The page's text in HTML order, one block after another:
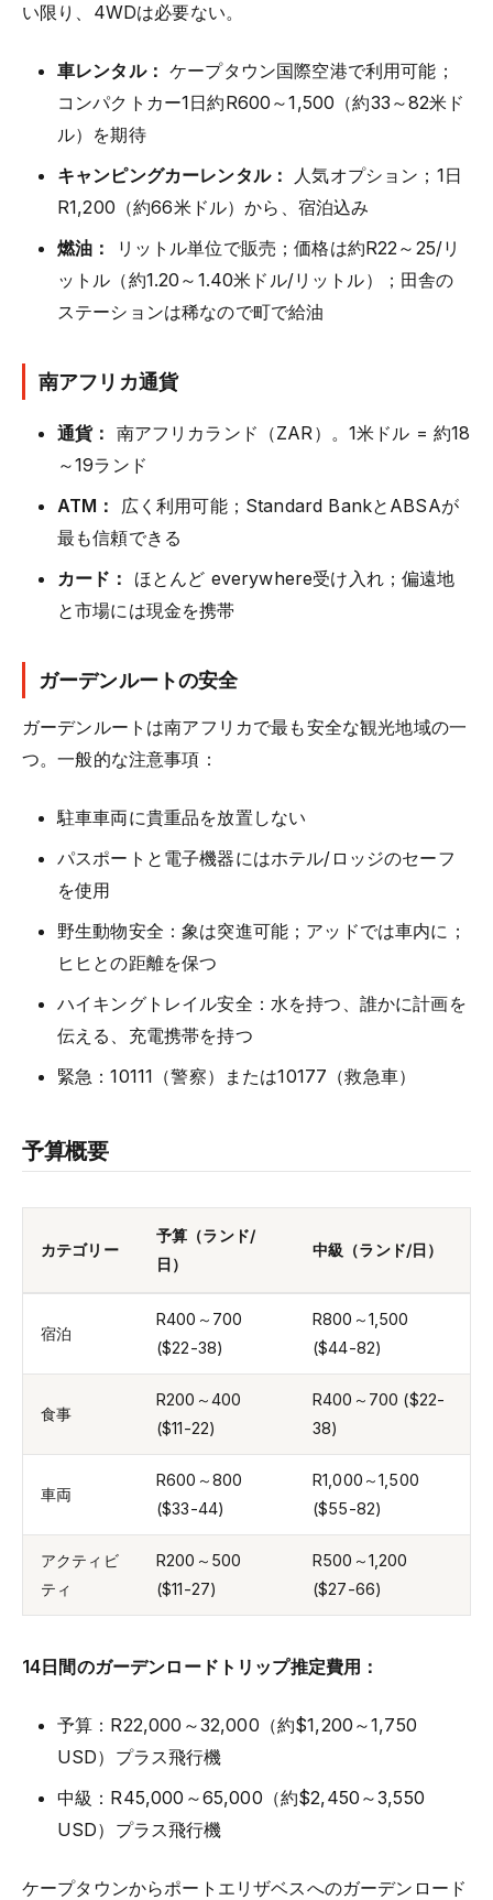
い限り、4WDは必要ない。
車レンタル： ケープタウン国際空港で利用可能；
コンパクトカー1日約R600～1,500（約33～82米ド
ル）を期待
キャンピングカーレンタル：
人気オプション；1日
R1,200（約66米ドル）から、宿泊込み
燃油：
リットル単位で販売；価格は約R22～25/リ
ットル（約1.20～1.40米ドル/リットル）；田舎の
ステーションは稀なので町で給油
南アフリカ通貨
通貨： 南アフリカランド（ZAR）。1米ドル = 約18
～19ランド
ATM：
広く利用可能；Standard BankとABSAが
最も信頼できる
カード：
ほとんど everywhere受け入れ；偏遠地
と市場には現金を携帯
ガーデンルートの安全
ガーデンルートは南アフリカで最も安全な観光地域の一
つ。一般的な注意事項：
駐車車両に貴重品を放置しない
パスポートと電子機器にはホテル/ロッジのセーフ
を使用
野生動物安全：象は突進可能；アッドでは車内に；
ヒヒとの距離を保つ
ハイキングトレイル安全：水を持つ、誰かに計画を
伝える、充電携帯を持つ
緊急：10111（警察）または10177（救急車）
予算概要
カテゴリー
予算（ランド/
日）
中級（ランド/日）
宿泊
R400～700
($22-38)
R800～1,500
($44-82)
食事
R200～400
($11-22)
R400～700 ($22-
38)
車両
R600～800
($33-44)
R1,000～1,500
($55-82)
アクティビ
ティ
R200～500
($11-27)
R500～1,200
($27-66)
14日間のガーデンロードトリップ推定費用：
予算：R22,000～32,000（約$1,200～1,750
USD）プラス飛行機
中級：R45,000～65,000（約$2,450～3,550
USD）プラス飛行機
ケープタウンからポートエリザベスへのガーデンロード